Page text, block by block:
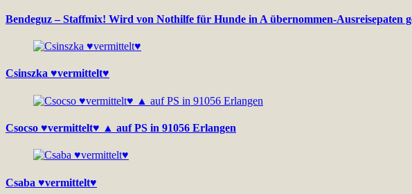
Bendeguz – Staffmix! Wird von Nothilfe für Hunde in A übernommen-Ausreisepaten
Csinszka ♥vermittelt♥
Csocso ♥vermittelt♥ ▲ auf PS in 91056 Erlangen
Csaba ♥vermittelt♥